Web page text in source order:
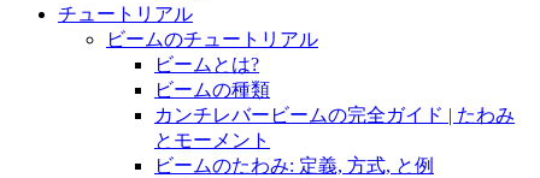
チュートリアル
ビームのチュートリアル
ビームとは?
ビームの種類
カンチレバービームの完全ガイド | たわみ
とモーメント
ビームのたわみ: 定義, 方式, と例